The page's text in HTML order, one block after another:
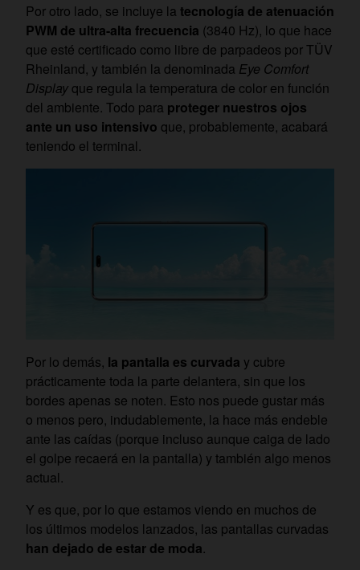
Por otro lado, se incluye la tecnología de atenuación
PWM de ultra-alta frecuencia (3840 Hz), lo que hace
que esté certificado como libre de parpadeos por TÜV
Rheinland, y también la denominada Eye Comfort
Display que regula la temperatura de color en función
del ambiente. Todo para proteger nuestros ojos
ante un uso intensivo que, probablemente, acabará
teniendo el terminal.
Por lo demás, la pantalla es curvada y cubre
prácticamente toda la parte delantera, sin que los
bordes apenas se noten. Esto nos puede gustar más
o menos pero, indudablemente, la hace más endeble
ante las caídas (porque incluso aunque caiga de lado
el golpe recaerá en la pantalla) y también algo menos
actual.
Y es que, por lo que estamos viendo en muchos de
los últimos modelos lanzados, las pantallas curvadas
han dejado de estar de moda.